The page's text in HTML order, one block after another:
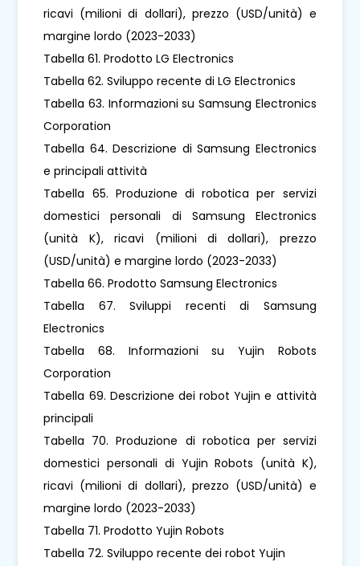
ricavi (milioni di dollari), prezzo (USD/unità) e
margine lordo (2023-2033)
Tabella 61. Prodotto LG Electronics
Tabella 62. Sviluppo recente di LG Electronics
Tabella 63. Informazioni su Samsung Electronics
Corporation
Tabella 64. Descrizione di Samsung Electronics
e principali attività
Tabella 65. Produzione di robotica per servizi
domestici personali di Samsung Electronics
(unità K), ricavi (milioni di dollari), prezzo
(USD/unità) e margine lordo (2023-2033)
Tabella 66. Prodotto Samsung Electronics
Tabella 67. Sviluppi recenti di Samsung
Electronics
Tabella 68. Informazioni su Yujin Robots
Corporation
Tabella 69. Descrizione dei robot Yujin e attività
principali
Tabella 70. Produzione di robotica per servizi
domestici personali di Yujin Robots (unità K),
ricavi (milioni di dollari), prezzo (USD/unità) e
margine lordo (2023-2033)
Tabella 71. Prodotto Yujin Robots
Tabella 72. Sviluppo recente dei robot Yujin